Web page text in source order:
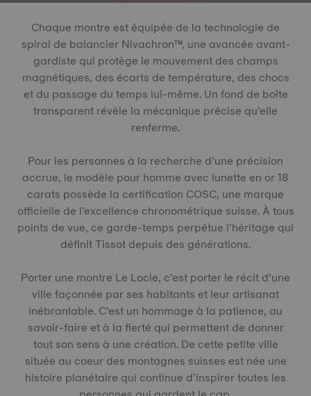
Chaque montre est équipée de la technologie de
spiral de balancier Nivachron™, une avancée avant-
gardiste qui protège le mouvement des champs
magnétiques, des écarts de température, des chocs
et du passage du temps lui-même. Un fond de boîte
transparent révèle la mécanique précise qu’elle
renferme.
Pour les personnes à la recherche d’une précision
accrue, le modèle pour homme avec lunette en or 18
carats possède la certification COSC, une marque
officielle de l’excellence chronométrique suisse. À tous
points de vue, ce garde-temps perpétue l’héritage qui
définit Tissot depuis des générations.
Porter une montre Le Locle, c’est porter le récit d’une
ville façonnée par ses habitants et leur artisanat
inébranlable. C’est un hommage à la patience, au
savoir-faire et à la fierté qui permettent de donner
tout son sens à une création. De cette petite ville
située au coeur des montagnes suisses est née une
histoire planétaire qui continue d’inspirer toutes les